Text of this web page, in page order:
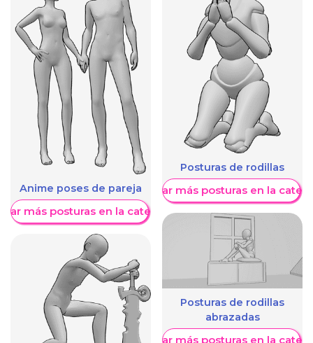
Anime poses de pareja
más posturas en la categoría
Posturas de rodillas
Mostrar más posturas en la
Posturas de rodillas
abrazadas
Mostrar más posturas en la